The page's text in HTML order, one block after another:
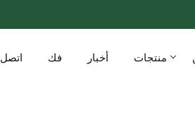
منتجات أخبار فك اتصل